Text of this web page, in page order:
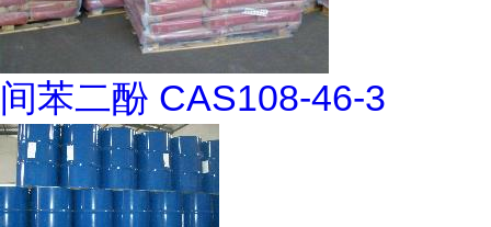
间苯二酚 CAS108-46-3